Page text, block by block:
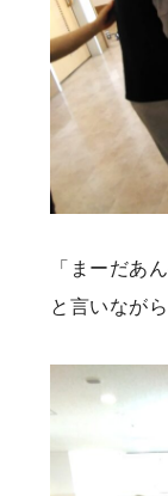
「まーだあ
と言いなが